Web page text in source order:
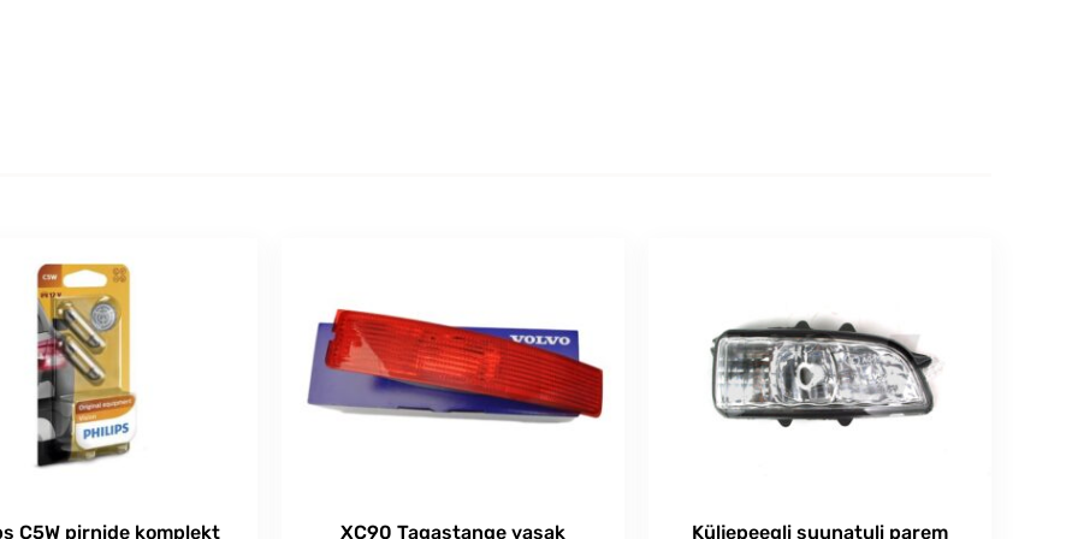
C5W pirnide komplekt XC90 Tagastange vasak Küljepeegli suunatuli parem